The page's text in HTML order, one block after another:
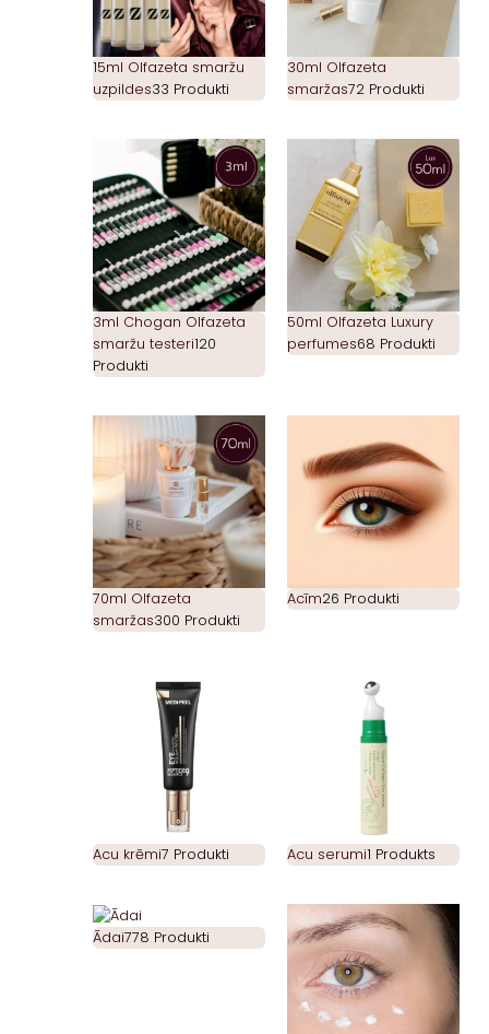
15ml Olfazeta smaržu
uzpildes33 Produkti
30ml Olfazeta
smaržas72 Produkti
3ml Chogan Olfazeta
smaržu testeri120
Produkti
50ml Olfazeta Luxury
perfumes68 Produkti
70ml Olfazeta
smaržas300 Produkti
Acīm26 Produkti
Acu krēmi7 Produkti Acu serumi1 Produkts
Ādai778 Produkti